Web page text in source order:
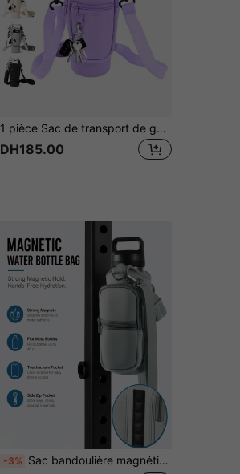
1 pièce Sac de transport de gourde avec poche pour téléphone, convient pour un Tumbler de 40/30 oz avec anse, avec sangle réglable, crochet pour clés, convient pour la randonnée, les voyages, le camping, étui pour bouteille d'eau isotherme en bandoulière
DH185.00
-3% Sac bandoulière magnétique, se fixe aux équipements de gym, sac de sport bandoulière avec pochette de téléphone transparente, porte-bouteille d'eau & fermeture éclair sécurisée | Unisexe | Voyage, Gym, Cyclisme, Yoga